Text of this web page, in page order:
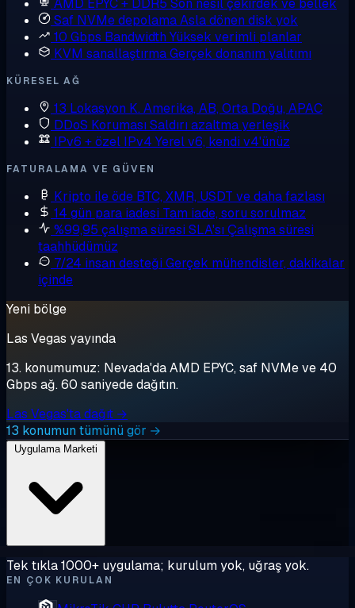
AMD EPYC + DDR5 Son nesil çekirdek ve bellek
Saf NVMe depolamaAsla dönen disk yok
10 Gbps Bandwidth Yüksek verimli planlar
KVM sanallaştırmaGerçek donanım yalıtımı
KÜRESEL AĞ
13 Lokasyon K. Amerika, AB, Orta Doğu, APAC
DDoS Koruması Saldırı azaltma yerleşik
IPv6 + özel IPv4 Yerel v6, kendi v4'ünüz
FATURALAMA VE GÜVEN
Kripto ile öde BTC, XMR, USDT ve daha fazlası
14 gün para iadesi Tam iade, soru sorulmaz
%99,95 çalışma süresi SLA'sı Çalışma süresi
taahhüdümüz
7/24 insan desteği Gerçek mühendisler, dakikalar
içinde
Yeni bölge
Las Vegas yayında
13. konumumuz: Nevada'da AMD EPYC, saf NVMe ve 40
Gbps ağ. 60 saniyede dağıtın.
Las Vegas'ta dağıt →
13 konumun tümünü gör →
Tek tıkla 1000+ uygulama; kurulum yok, uğraş yok.
EN ÇOK KURULAN